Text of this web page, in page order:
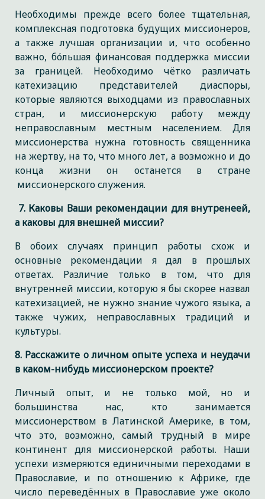
Необходимы прежде всего более тщательная,
комплексная подготовка будущих миссионеров,
а также лучшая организации и, что особенно
важно, бóльшая финансовая поддержка миссии
за границей. Необходимо чётко различать
катехизацию представителей диаспоры,
которые являются выходцами из православных
стран, и миссионерскую работу между
неправославным местным населением. Для
миссионерства нужна готовность священника
на жертву, на то, что много лет, а возможно и до
конца жизни он останется в стране
миссионерского служения.
7. Каковы Ваши рекомендации для внутренеей,
а каковы для внешней миссии?
В обоих случаях принцип работы схож и
основные рекомендации я дал в прошлых
ответах. Различие только в том, что для
внутренней миссии, которую я бы скорее назвал
катехизацией, не нужно знание чужого языка, а
также чужих, неправославных традиций и
культуры.
8. Расскажите о личном опыте успеха и неудачи
в каком-нибудь миссионерском проекте?
Личный опыт, и не только мой, но и
большинства нас, кто занимается
миссионерством в Латинской Америке, в том,
что это, возможно, самый трудный в мире
континент для миссионерской работы. Наши
успехи измеряются единичными переходами в
Православие, и по отношению к Африке, где
число переведённых в Православие уже около